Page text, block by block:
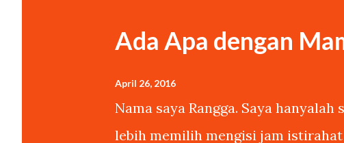
Ada Apa dengan
April 26, 2016
Nama saya Rangga. Saya
lebih memilih mengisi jam